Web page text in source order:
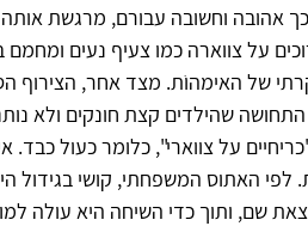
אהובה וחשובה עבורם, מרגשת אותה
על צווארה כמו צעיף נעים ומחמם
של האימהוֹת. מצד אחר, הצירוף
שהילדים קצת חונקים ולא
על צווארי", כלומר כעול כבד.
האתוס המשפחתי, קושי בגידול
שם, ותוך כדי השיחה היא עולה